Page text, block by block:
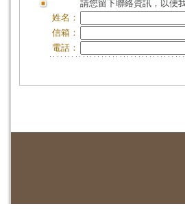
請您留下聯絡資訊，以便
姓名：
信箱：
電話：